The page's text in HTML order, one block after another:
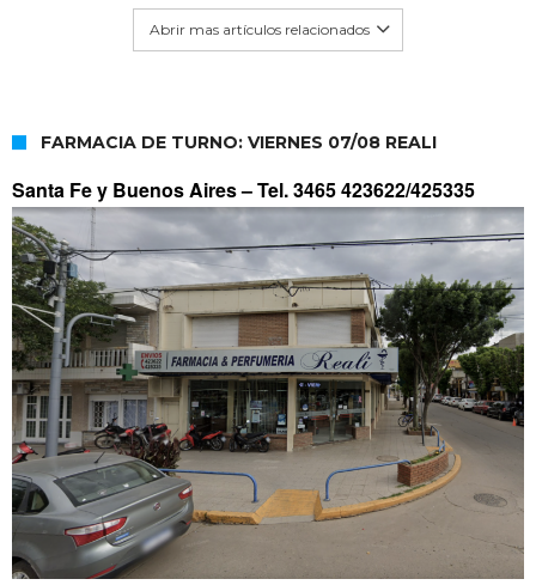
Abrir mas artículos relacionados
FARMACIA DE TURNO: VIERNES 07/08 REALI
Santa Fe y Buenos Aires –Tel. 3465 423622/425335